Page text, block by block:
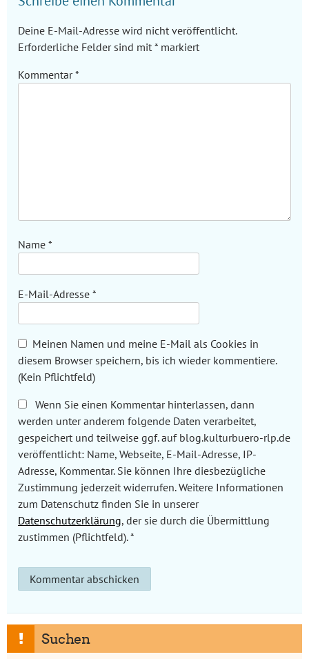
Deine E-Mail-Adresse wird nicht veröffentlicht.
Erforderliche Felder sind mit* markiert
Kommentar*
Name *
E-Mail-Adresse *
Meinen Namen und meine E-Mail als Cookies in
diesem Browser speichern, bis ich wieder kommentiere.
(Kein Pflichtfeld)
Wenn Sie einen Kommentar hinterlassen, dann
werden unter anderem folgende Daten verarbeitet,
gespeichert und teilweise ggf. auf blog.kulturbuero-rlp.de
veröffentlicht: Name, Webseite, E-Mail-Adresse, IP-
Adresse, Kommentar. Sie können Ihre diesbezügliche
Zustimmung jederzeit widerrufen. Weitere Informationen
zum Datenschutz finden Sie in unserer
Datenschutzerklärung, der sie durch die Übermittlung
zustimmen (Pflichtfeld).*
Suchen